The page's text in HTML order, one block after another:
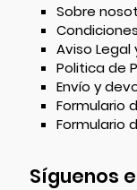
Sobre
Aviso Legal
Politica de
Envío y
Formulario
Formulario
Síguenos